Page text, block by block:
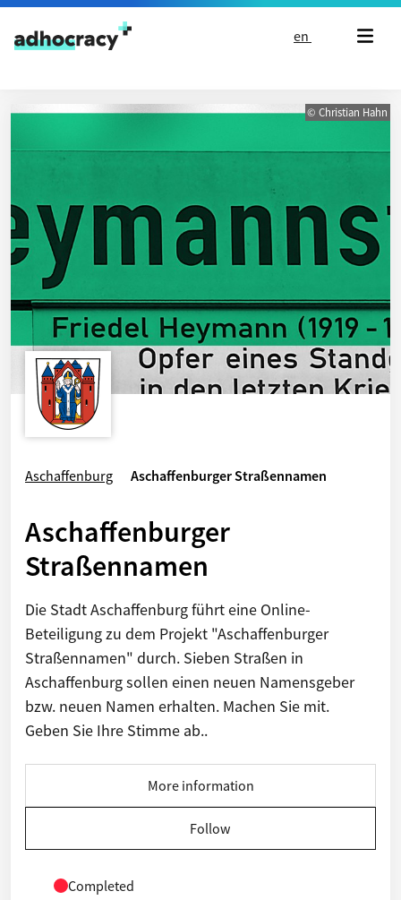
Skip to content
en
© Christian Hahn
Aschaffenburg Aschaffenburger Straßennamen
Aschaffenburger
Straßennamen
Die Stadt Aschaffenburg führt eine Online-
Beteiligung zu dem Projekt "Aschaffenburger
Straßennamen" durch. Sieben Straßen in
Aschaffenburg sollen einen neuen Namensgeber
bzw. neuen Namen erhalten. Machen Sie mit.
Geben Sie Ihre Stimme ab..
More information
Follow
Completed